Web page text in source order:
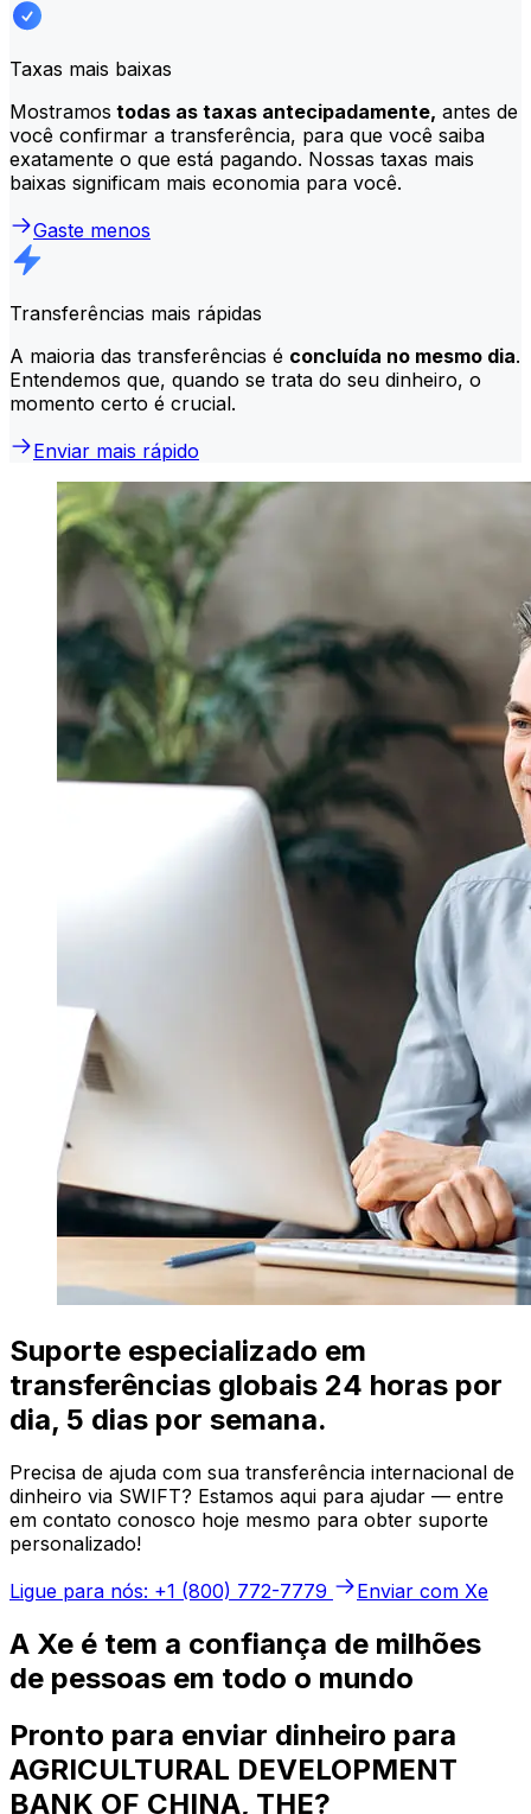
Taxas mais baixas
Mostramos todas as taxas antecipadamente, antes de
você confirmar a transferência, para que você saiba
exatamente o que está pagando. Nossas taxas mais
baixas significam mais economia para você.
Gaste menos
Transferências mais rápidas
A maioria das transferências é concluída no mesmo dia.
Entendemos que, quando se trata do seu dinheiro, o
momento certo é crucial.
Enviar mais rápido
Suporte especializado em
transferências globais 24 horas por
dia, 5 dias por semana.
Precisa de ajuda com sua transferência internacional de
dinheiro via SWIFT? Estamos aqui para ajudar — entre
em contato conosco hoje mesmo para obter suporte
personalizado!
Ligue para nós: +1 (800) 772-7779
Enviar com Xe
A Xe é tem a confiança de milhões
de pessoas em todo o mundo
Pronto para enviar dinheiro para
AGRICULTURAL DEVELOPMENT
BANK OF CHINA, THE?